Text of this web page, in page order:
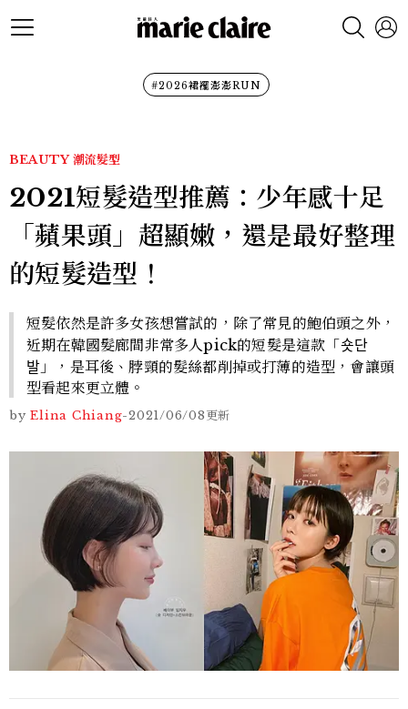
#2026裙襬澎澎RUN
BEAUTY 潮流髮型
2021短髮造型推薦：少年感十足
「蘋果頭」超顯嫩，還是最好整理
的短髮造型！
短髮依然是許多女孩想嘗試的，除了常見的鮑伯頭之外，
近期在韓國髮廊間非常多人pick的短髮是這款「숏단
발」，是耳後、脖頸的髮絲都削掉或打薄的造型，會讓頭
型看起來更立體。
by Elina Chiang-2021/06/08更新